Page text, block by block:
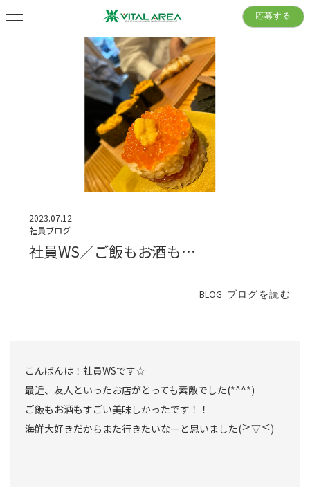
応募する
2023.07.12
社員ブログ
社員WS／ご飯もお酒も…
BLOG ブログを読む
こんばんは！社員WSです☆
最近、友人といったお店がとっても素敵でした(*^^*)
ご飯もお酒もすごい美味しかったです！！
海鮮大好きだからまた行きたいなーと思いました(≧▽≦)